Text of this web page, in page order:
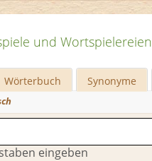
und Wortspielereien
Wörterbuch Synonyme
eingeben